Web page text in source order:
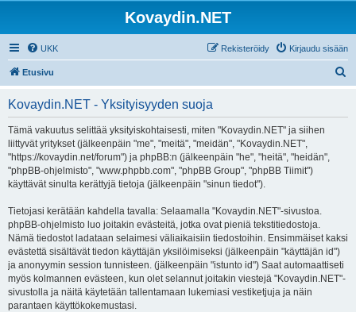
Kovaydin.NET
UKK Kirjaudu sisään
Rekisteröidy
Etusivu
Kovaydin.NET - Yksityisyyden suoja
Tämä vakuutus selittää yksityiskohtaisesti, miten "Kovaydin.NET" ja siihen
liittyvät yritykset (jälkeenpäin "me", "meitä", "meidän", "Kovaydin.NET",
"https://kovaydin.net/forum") ja phpBB:n (jälkeenpäin "he", "heitä", "heidän",
"phpBB-ohjelmisto", "www.phpbb.com", "phpBB Group", "phpBB Tiimit")
käyttävät sinulta kerättyjä tietoja (jälkeenpäin "sinun tiedot").
Tietojasi kerätään kahdella tavalla: Selaamalla "Kovaydin.NET"-sivustoa.
phpBB-ohjelmisto luo joitakin evästeitä, jotka ovat pieniä tekstitiedostoja.
Nämä tiedostot ladataan selaimesi väliaikaisiin tiedostoihin. Ensimmäiset kaksi
evästettä sisältävät tiedon käyttäjän yksilöimiseksi (jälkeenpäin "käyttäjän id")
ja anonyymin session tunnisteen. (jälkeenpäin "istunto id") Saat automaattiseti
myös kolmannen evästeen, kun olet selannut joitakin viestejä "Kovaydin.NET"-
sivustolla ja näitä käytetään tallentamaan lukemiasi vestiketjuja ja näin
parantaen käyttökokemustasi.